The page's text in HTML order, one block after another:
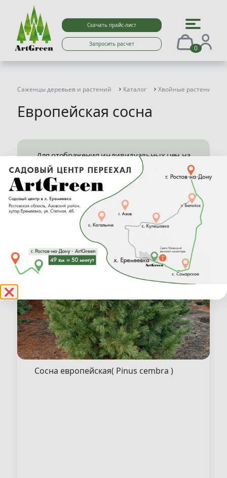
❌
Скачать прайс-лист
Запросить расчет 0
Саженцы деревьев и растений Каталог Хвойные растения
Европейская сосна
Для отображения индивидуальных цен на
сайте перейдите вЛичный кабинет
Найден 1 товар
Сосна европейская( Pinus cembra )